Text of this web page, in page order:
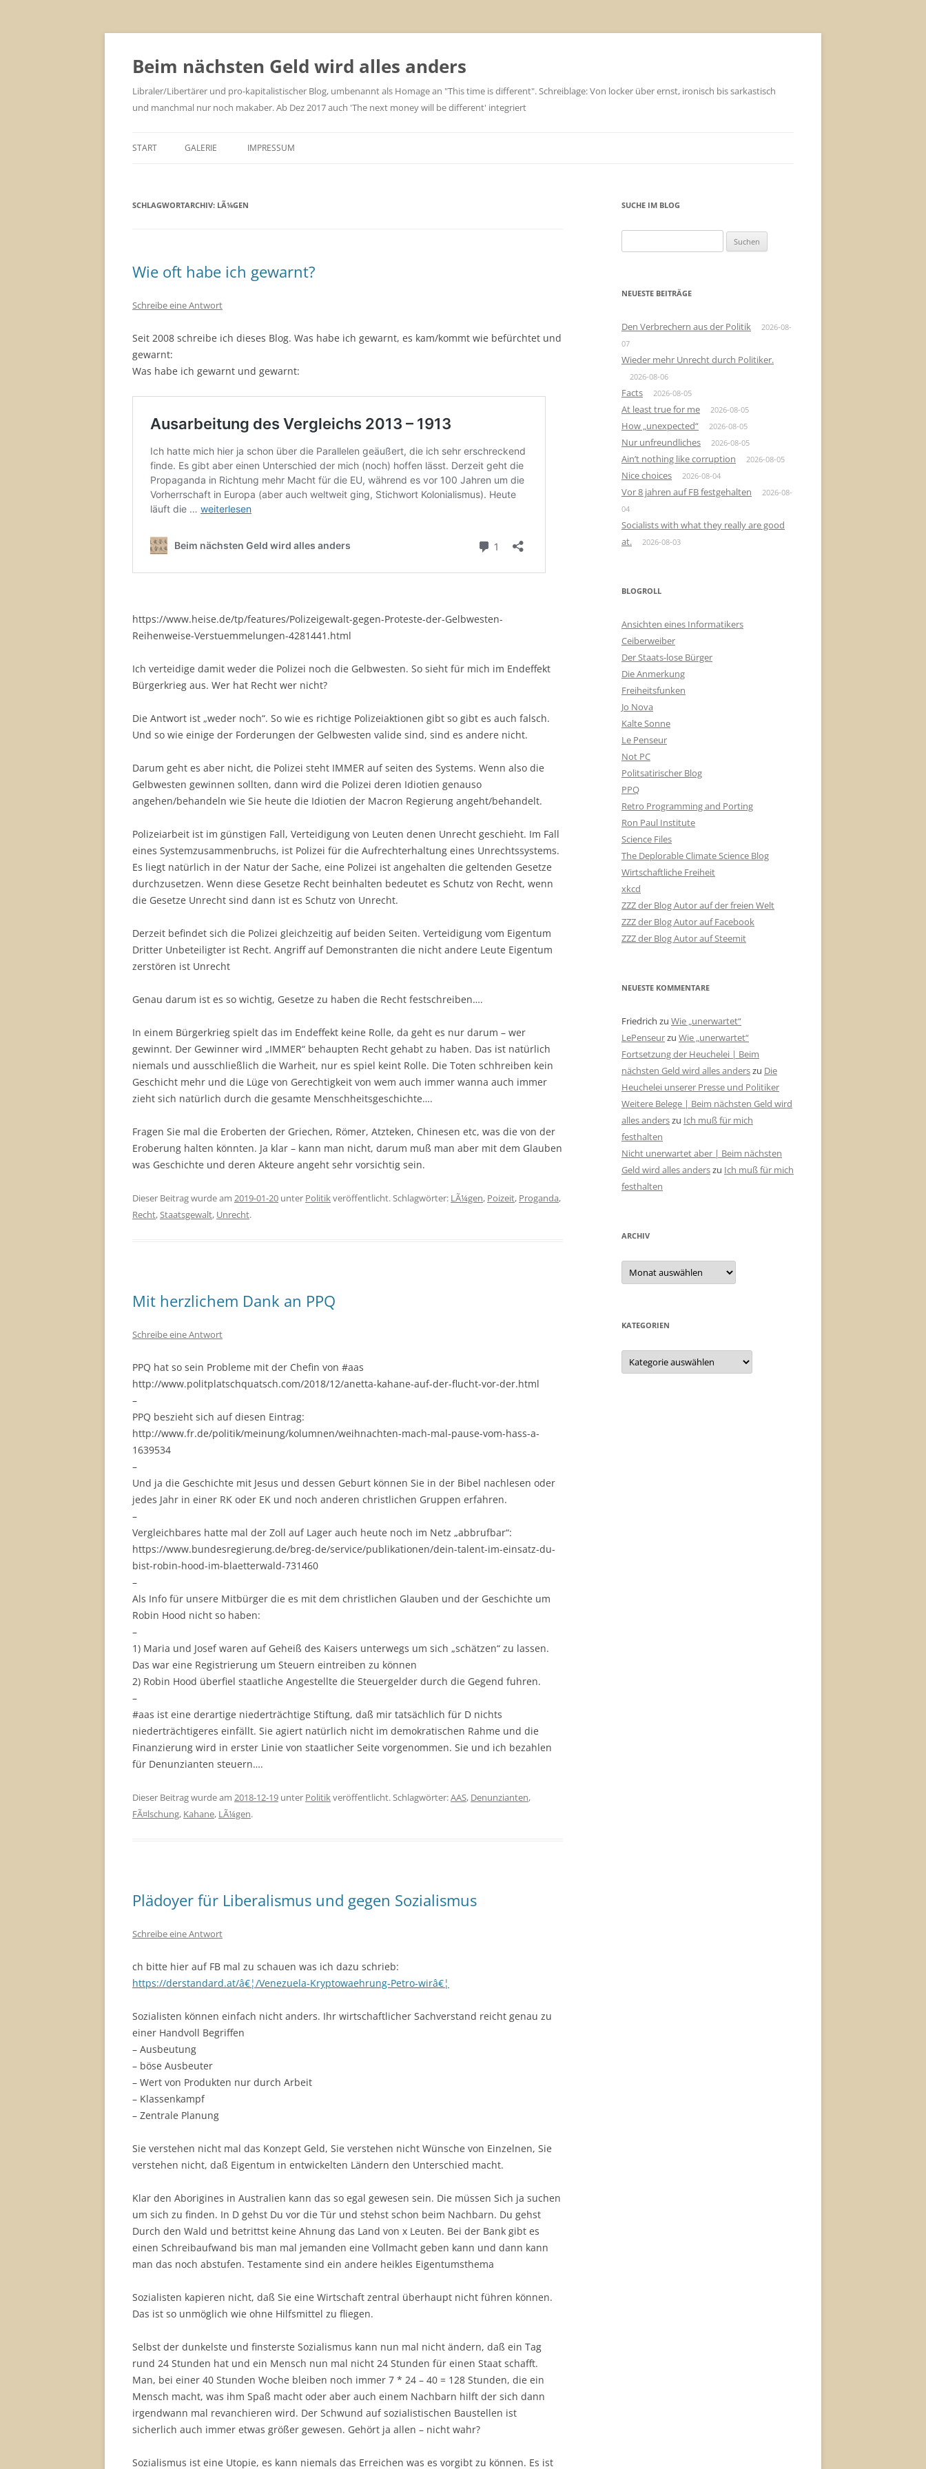
Zum
springen
Beim nächsten Geld wird alles anders
Libraler/Libertärer und pro-kapitalistischer Blog, umbenannt als Homage an "This time is different". Schreiblage: Von locker über ernst, ironisch bis sarkastisch
und manchmal nur noch makaber. Ab Dez 2017 auch 'The next money will be different' integriert
START GALERIE IMPRESSUM
SCHLAGWORTARCHIV: LÃ¼GEN
Wie oft habe ich gewarnt?
Schreibe eine Antwort
Seit 2008 schreibe ich dieses Blog. Was habe ich gewarnt, es kam/kommt wie befürchtet und
gewarnt:
Was habe ich gewarnt und gewarnt:
https://www.heise.de/tp/features/Polizeigewalt-gegen-Proteste-der-Gelbwesten-
Reihenweise-Verstuemmelungen-4281441.html
Ich verteidige damit weder die Polizei noch die Gelbwesten. So sieht für mich im Endeffekt
Bürgerkrieg aus. Wer hat Recht wer nicht?
Die Antwort ist „weder noch“. So wie es richtige Polizeiaktionen gibt so gibt es auch falsch.
Und so wie einige der Forderungen der Gelbwesten valide sind, sind es andere nicht.
Darum geht es aber nicht, die Polizei steht IMMER auf seiten des Systems. Wenn also die
Gelbwesten gewinnen sollten, dann wird die Polizei deren Idiotien genauso
angehen/behandeln wie Sie heute die Idiotien der Macron Regierung angeht/behandelt.
Polizeiarbeit ist im günstigen Fall, Verteidigung von Leuten denen Unrecht geschieht. Im Fall
eines Systemzusammenbruchs, ist Polizei für die Aufrechterhaltung eines Unrechtssystems.
Es liegt natürlich in der Natur der Sache, eine Polizei ist angehalten die geltenden Gesetze
durchzusetzen. Wenn diese Gesetze Recht beinhalten bedeutet es Schutz von Recht, wenn
die Gesetze Unrecht sind dann ist es Schutz von Unrecht.
Derzeit befindet sich die Polizei gleichzeitig auf beiden Seiten. Verteidigung vom Eigentum
Dritter Unbeteiligter ist Recht. Angriff auf Demonstranten die nicht andere Leute Eigentum
zerstören ist Unrecht
Genau darum ist es so wichtig, Gesetze zu haben die Recht festschreiben….
In einem Bürgerkrieg spielt das im Endeffekt keine Rolle, da geht es nur darum – wer
gewinnt. Der Gewinner wird „IMMER“ behaupten Recht gehabt zu haben. Das ist natürlich
niemals und ausschließlich die Warheit, nur es spiel keint Rolle. Die Toten schhreiben kein
Geschicht mehr und die Lüge von Gerechtigkeit von wem auch immer wanna auch immer
zieht sich natürlich durch die gesamte Menschheitsgeschichte….
Fragen Sie mal die Eroberten der Griechen, Römer, Atzteken, Chinesen etc, was die von der
Eroberung halten könnten. Ja klar – kann man nicht, darum muß man aber mit dem Glauben
was Geschichte und deren Akteure angeht sehr vorsichtig sein.
Dieser Beitrag wurde am 2019-01-20 unter Politikveröffentlicht. Schlagwörter: LÃ¼gen, Poizeit, Proganda,
Recht,Staatsgewalt, Unrecht.
Mit herzlichem Dank an PPQ
Schreibe eine Antwort
PPQ hat so sein Probleme mit der Chefin von #aas
http://www.politplatschquatsch.com/2018/12/anetta-kahane-auf-der-flucht-vor-der.html
–
PPQ beszieht sich auf diesen Eintrag:
http://www.fr.de/politik/meinung/kolumnen/weihnachten-mach-mal-pause-vom-hass-a-
1639534
–
Und ja die Geschichte mit Jesus und dessen Geburt können Sie in der Bibel nachlesen oder
jedes Jahr in einer RK oder EK und noch anderen christlichen Gruppen erfahren.
–
Vergleichbares hatte mal der Zoll auf Lager auch heute noch im Netz „abbrufbar“:
https://www.bundesregierung.de/breg-de/service/publikationen/dein-talent-im-einsatz-du-
bist-robin-hood-im-blaetterwald-731460
–
Als Info für unsere Mitbürger die es mit dem christlichen Glauben und der Geschichte um
Robin Hood nicht so haben:
–
1) Maria und Josef waren auf Geheiß des Kaisers unterwegs um sich „schätzen“ zu lassen.
Das war eine Registrierung um Steuern eintreiben zu können
2) Robin Hood überfiel staatliche Angestellte die Steuergelder durch die Gegend fuhren.
–
#aas ist eine derartige niederträchtige Stiftung, daß mir tatsächlich für D nichts
niederträchtigeres einfällt. Sie agiert natürlich nicht im demokratischen Rahme und die
Finanzierung wird in erster Linie von staatlicher Seite vorgenommen. Sie und ich bezahlen
für Denunzianten steuern….
Dieser Beitrag wurde am 2018-12-19 unter Politikveröffentlicht. Schlagwörter:AAS, Denunzianten,
FÃ¤lschung, Kahane, LÃ¼gen.
Plädoyer für Liberalismus und gegen Sozialismus
Schreibe eine Antwort
ch bitte hier auf FB mal zu schauen was ich dazu schrieb:
https://derstandard.at/â€¦/Venezuela-Kryptowaehrung-Petro-wirâ€¦
Sozialisten können einfach nicht anders. Ihr wirtschaftlicher Sachverstand reicht genau zu
einer Handvoll Begriffen
– Ausbeutung
– böse Ausbeuter
– Wert von Produkten nur durch Arbeit
– Klassenkampf
– Zentrale Planung
Sie verstehen nicht mal das Konzept Geld, Sie verstehen nicht Wünsche von Einzelnen, Sie
verstehen nicht, daß Eigentum in entwickelten Ländern den Unterschied macht.
Klar den Aborigines in Australien kann das so egal gewesen sein. Die müssen Sich ja suchen
um sich zu finden. In D gehst Du vor die Tür und stehst schon beim Nachbarn. Du gehst
Durch den Wald und betrittst keine Ahnung das Land von x Leuten. Bei der Bank gibt es
einen Schreibaufwand bis man mal jemanden eine Vollmacht geben kann und dann kann
man das noch abstufen. Testamente sind ein andere heikles Eigentumsthema
Sozialisten kapieren nicht, daß Sie eine Wirtschaft zentral überhaupt nicht führen können.
Das ist so unmöglich wie ohne Hilfsmittel zu fliegen.
Selbst der dunkelste und finsterste Sozialismus kann nun mal nicht ändern, daß ein Tag
rund 24 Stunden hat und ein Mensch nun mal nicht 24 Stunden für einen Staat schafft.
Man, bei einer 40 Stunden Woche bleiben noch immer 7 * 24 – 40 = 128 Stunden, die ein
Mensch macht, was ihm Spaß macht oder aber auch einem Nachbarn hilft der sich dann
irgendwann mal revanchieren wird. Der Schwund auf sozialistischen Baustellen ist
sicherlich auch immer etwas größer gewesen. Gehört ja allen – nicht wahr?
Sozialismus ist eine Utopie, es kann niemals das Erreichen was es vorgibt zu können. Es ist
SUCHE IM BLOG
nach:
NEUESTE BEITRÄGE
Den Verbrechern aus der Politik
2026-08-
07
Wieder mehr Unrecht durch Politiker.
2026-08-06
Facts 2026-08-05
At least true for me 2026-08-05
How „unexpected“ 2026-08-05
Nur unfreundliches 2026-08-05
Ain’t nothing like corruption 2026-08-05
Nice choices 2026-08-04
Vor 8 jahren auf FB festgehalten
2026-08-
04
Socialists with what they really are good
at.
2026-08-03
BLOGROLL
Ansichten eines Informatikers
Ceiberweiber
Der Staats-lose Bürger
Die Anmerkung
Freiheitsfunken
Jo Nova
Kalte Sonne
Le Penseur
Not PC
Politsatirischer Blog
PPQ
Retro Programming and Porting
Ron Paul Institute
Science Files
The Deplorable Climate Science Blog
Wirtschaftliche Freiheit
xkcd
ZZZ der Blog Autor auf der freien Welt
ZZZ der Blog Autor auf Facebook
ZZZ der Blog Autor auf Steemit
NEUESTE KOMMENTARE
Friedrich zu Wie „unerwartet“
LePenseurzu Wie „unerwartet“
Fortsetzung der Heuchelei | Beim
nächsten Geld wird alles anderszu Die
Heuchelei unserer Presse und Politiker
Weitere Belege | Beim nächsten Geld wird
alles anderszu Ich muß für mich
festhalten
Nicht unerwartet aber | Beim nächsten
Geld wird alles anderszu Ich muß für mich
festhalten
ARCHIV
Archiv
KATEGORIEN
Kategorien